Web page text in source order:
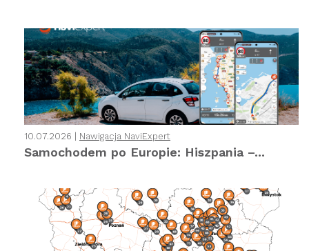
10.07.2026 | Nawigacja NaviExpert
Samochodem po Europie: Hiszpania –...